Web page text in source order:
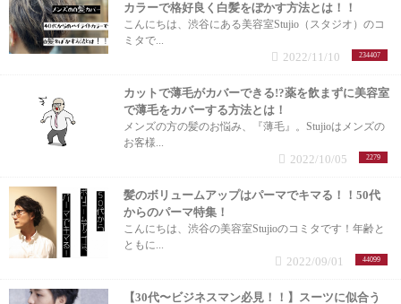
カラーで格好良く白髪をぼかす方法とは！！
こんにちは、渋谷にある美容室Stujio（スタジオ）のコ
ミタで...
234407
2022/11/10
カットで薄毛がカバーできる!?薬を飲まずに美容室
で薄毛をカバーする方法とは！
メンズの方の髪のお悩み、『薄毛』。Stujioはメンズの
お客様...
2279
2022/10/05
髪のボリュームアップはパーマでキマる！！50代
からのパーマ特集！
こんにちは、渋谷の美容室Stujioのコミタです！年齢と
ともに...
44099
2022/09/01
【30代〜ビジネスマン必見！！】スーツに似合う